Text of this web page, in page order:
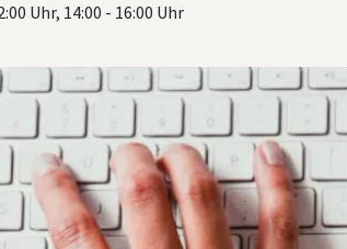
Uhr, 14:00 - 16:00 Uhr